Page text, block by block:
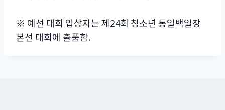
※ 예선 대회 입상자는 제24회 청소년 통일백일장
본선 대회에 출품함.